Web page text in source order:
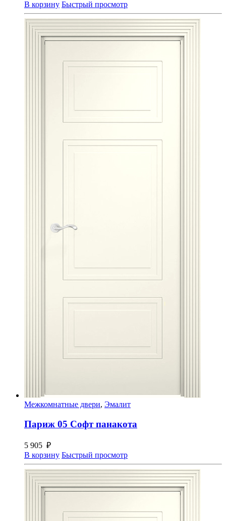
В корзину Быстрый просмотр
Межкомнатные двери, Эмалит
Париж 05 Софт панакота
5 905 ₽
В корзину Быстрый просмотр